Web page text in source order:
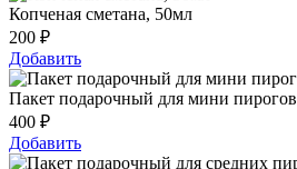
Копченая сметана, 50мл
200 ₽
Добавить
Пакет подарочный для мини пирогов
400 ₽
Добавить